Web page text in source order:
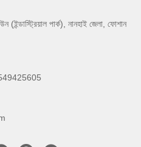
(ইন্ডাস্ট্রিয়াল পার্ক), নানহাই জেলা, ফোশান